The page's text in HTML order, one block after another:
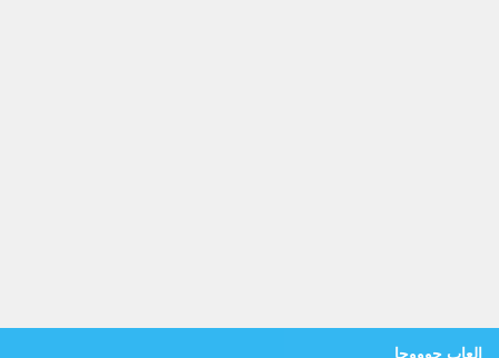
العاب جوووحا